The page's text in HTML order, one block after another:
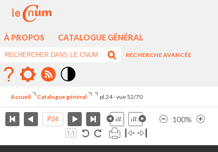
À PROPOS CATALOGUE GÉNÉRAL
RECHERCHE AVANCÉE
élévé
Accueil Catalogue général pl.24 - vue 52/70
100%